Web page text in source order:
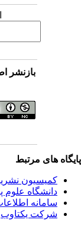
بازنشر
های مرتبط
کمیسیون
دانشگاه علوم
سامانه اطلاعات
شرکت یکتاوب